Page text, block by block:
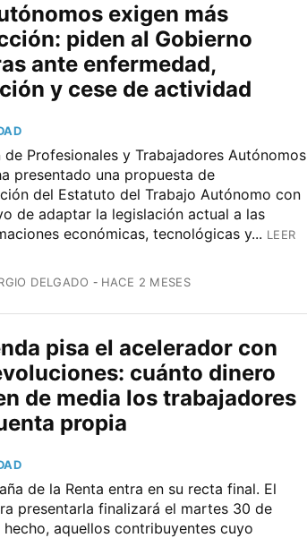
exigen más
piden al Gobierno
ante enfermedad,
y cese de actividad
de Profesionales y Trabajadores Autónomos
presentado una propuesta de
del Estatuto del Trabajo Autónomo con
de adaptar la legislación actual a las
económicas, tecnológicas y... LEER
DELGADO HACE 2 MESES
pisa el acelerador con
cuánto dinero
de media los trabajadores
propia
de la Renta entra en su recta final. El
presentarla finalizará el martes 30 de
hecho, aquellos contribuyentes cuyo